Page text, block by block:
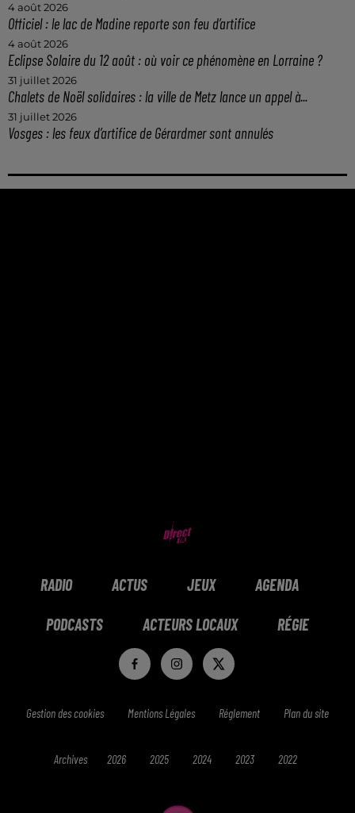
4 août 2026
Officiel : le lac de Madine reporte son feu d’artifice
4 août 2026
Eclipse Solaire du 12 août : où voir ce phénomène en Lorraine ?
31 juillet 2026
Chalets de Noël solidaires : la ville de Metz lance un appel à...
31 juillet 2026
Vosges : les feux d’artifice de Gérardmer sont annulés
RADIO ACTUS JEUX AGENDA
PODCASTS ACTEURS LOCAUX RÉGIE
Gestion des cookies Mentions Légales Réglement Plan du site
Archives 2026 2025 2024 2023 2022